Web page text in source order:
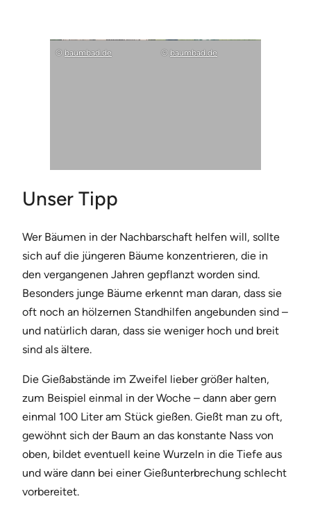
© baumbad.de © baumbad.de
Unser Tipp
Wer Bäumen in der Nachbarschaft helfen will, sollte
sich auf die jüngeren Bäume konzentrieren, die in
den vergangenen Jahren gepflanzt worden sind.
Besonders junge Bäume erkennt man daran, dass sie
oft noch an hölzernen Standhilfen angebunden sind –
und natürlich daran, dass sie weniger hoch und breit
sind als ältere.
Die Gießabstände im Zweifel lieber größer halten,
zum Beispiel einmal in der Woche – dann aber gern
einmal 100 Liter am Stück gießen. Gießt man zu oft,
gewöhnt sich der Baum an das konstante Nass von
oben, bildet eventuell keine Wurzeln in die Tiefe aus
und wäre dann bei einer Gießunterbrechung schlecht
vorbereitet.